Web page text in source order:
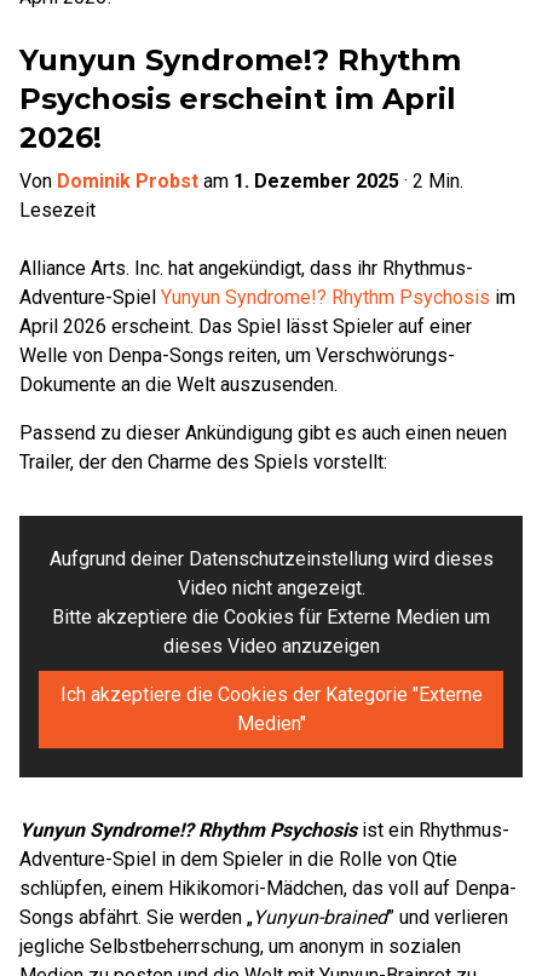
Yunyun Syndrome!? Rhythm
Psychosis erscheint im April
2026!
Von Dominik Probst am 1. Dezember 2025 · 2 Min.
Lesezeit
Alliance Arts. Inc. hat angekündigt, dass ihr Rhythmus-
Adventure-Spiel Yunyun Syndrome!? Rhythm Psychosis im
April 2026 erscheint. Das Spiel lässt Spieler auf einer
Welle von Denpa-Songs reiten, um Verschwörungs-
Dokumente an die Welt auszusenden.
Passend zu dieser Ankündigung gibt es auch einen neuen
Trailer, der den Charme des Spiels vorstellt:
Aufgrund deiner Datenschutzeinstellung wird dieses
Video nicht angezeigt.
Bitte akzeptiere die Cookies für Externe Medien um
dieses Video anzuzeigen
Ich akzeptiere die Cookies der Kategorie "Externe
Medien"
Yunyun Syndrome!? Rhythm Psychosisist ein Rhythmus-
Adventure-Spiel in dem Spieler in die Rolle von Qtie
schlüpfen, einem Hikikomori-Mädchen, das voll auf Denpa-
Songs abfährt. Sie werden „Yunyun-brained” und verlieren
jegliche Selbstbeherrschung, um anonym in sozialen